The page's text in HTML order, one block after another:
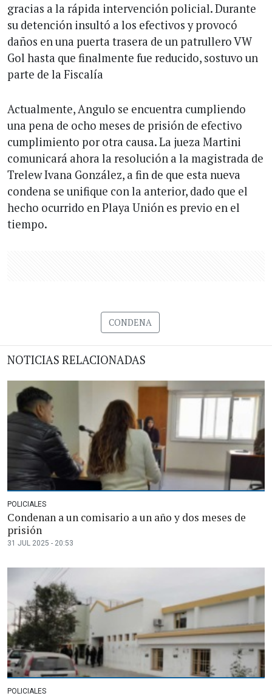
gracias a la rápida intervención policial. Durante
su detención insultó a los efectivos y provocó
daños en una puerta trasera de un patrullero VW
Gol hasta que finalmente fue reducido, sostuvo un
parte de la Fiscalía
Actualmente, Angulo se encuentra cumpliendo
una pena de ocho meses de prisión de efectivo
cumplimiento por otra causa. La jueza Martini
comunicará ahora la resolución a la magistrada de
Trelew Ivana González, a fin de que esta nueva
condena se unifique con la anterior, dado que el
hecho ocurrido en Playa Unión es previo en el
tiempo.
CONDENA
NOTICIAS RELACIONADAS
POLICIALES
Condenan a un comisario a un año y dos meses de
prisión
31 JUL 2025 - 20:53
POLICIALES